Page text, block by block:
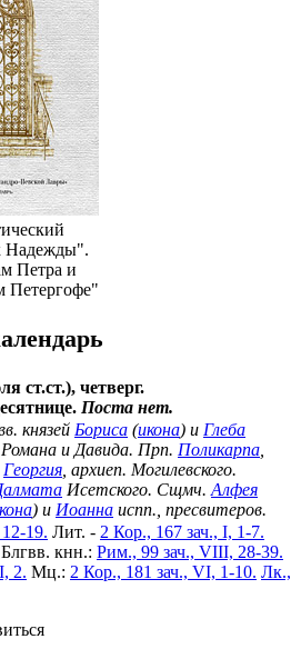
Надежды".
Петра и
Петергофе"
ст.ст.), четверг.
Поста нет.
князей Бориса (икона) и Глеба
и Давида. Прп. Поликарпа,
Георгия, архиеп. Могилевского.
Исетского. Сщмч.Алфея
) и Иоанна испп., пресвитеров.
19. Лит. - 2 Кор., 167 зач., I, 1-7.
Блгвв. кнн.: Рим., 99 зач., VIII, 28-39.
2. Мц.: 2 Кор., 181 зач., VI, 1-10. Лк.,